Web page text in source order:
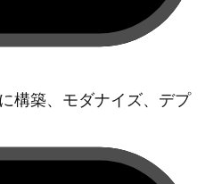
構築、モダナイズ、デプ